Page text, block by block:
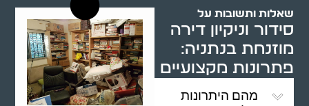
שאלות ותשובות על
סידור וניקיון דירה
מוזנחת בנתניה:
פתרונות מקצועיים
מהם היתרונות